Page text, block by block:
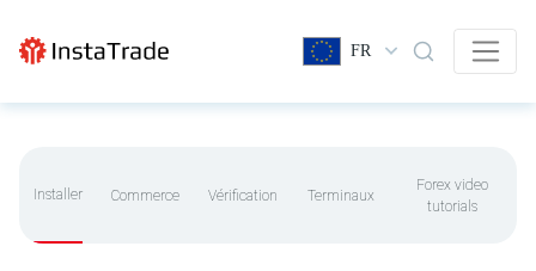
FR
Installer Commerce Vérification Terminaux
Forex video
tutorials